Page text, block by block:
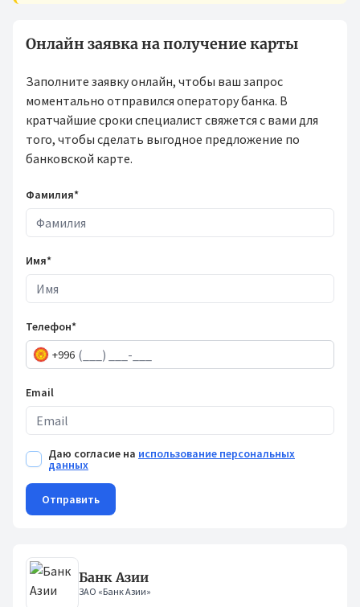
Онлайн заявка на получение карты
Заполните заявку онлайн, чтобы ваш запрос
моментально отправился оператору банка. В
кратчайшие сроки специалист свяжется с вами для
того, чтобы сделать выгодное предложение по
банковской карте.
Фамилия*
Имя*
Телефон*
+996
Email
Даю согласие на использование персональных
данных
Отправить
Банк Азии
ЗАО «Банк Азии»